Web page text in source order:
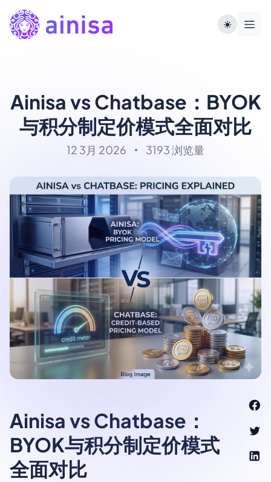
Ainisa vs Chatbase：BYOK
与积分制定价模式全面对比
12 3月 2026 3193 浏览量
Ainisa vs Chatbase：
BYOK与积分制定价模式
全面对比